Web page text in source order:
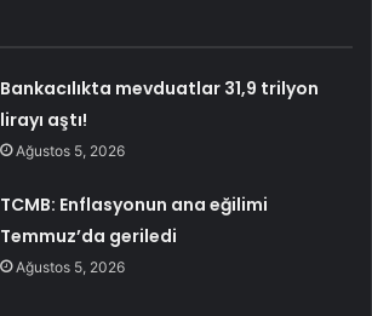
Bankacılıkta mevduatlar 31,9 trilyon
lirayı aştı!
Ağustos 5, 2026
TCMB: Enflasyonun ana eğilimi
Temmuz’da geriledi
Ağustos 5, 2026